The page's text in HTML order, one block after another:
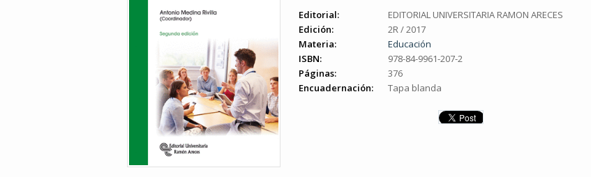
Editorial:
EDITORIAL UNIVERSITARIA RAMON ARECES
Edición:
2R / 2017
Materia:
Educación
ISBN:
978-84-9961-207-2
Páginas:
376
Encuadernación:
Tapa blanda